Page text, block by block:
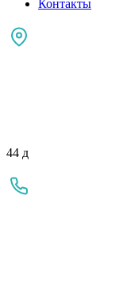
Контакты
44 д